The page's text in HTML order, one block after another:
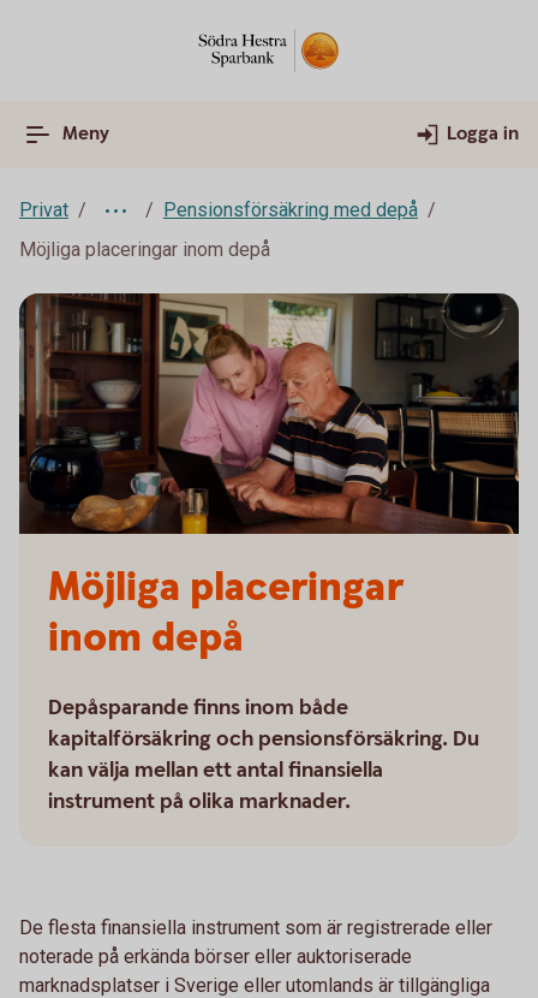
Meny Logga in
Privat
Pensionsförsäkring med depå
Möjliga placeringar inom depå
Möjliga placeringar
inom depå
Depåsparande finns inom både
kapitalförsäkring och pensionsförsäkring. Du
kan välja mellan ett antal finansiella
instrument på olika marknader.
De flesta finansiella instrument som är registrerade eller
noterade på erkända börser eller auktoriserade
marknadsplatser i Sverige eller utomlands är tillgängliga